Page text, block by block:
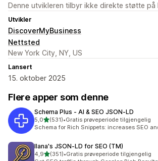
Denne utvikleren tilbyr ikke direkte støtte på
Utvikler
DiscoverMyBusiness
Nettsted
New York City, NY, US
Lansert
15. oktober 2025
Flere apper som denne
Schema Plus ‑ AI & SEO JSON‑LD
5,0av 5 stjerner
(531)
Totalt 531 omtaler
•Gratis prøveperiode tilgjengelig
Schema for Rich Snippets: increases SEO
Ilana's JSON‑LD for SEO (TM)
4,9av 5 stjerner
(351)
Totalt 351 omtaler
•Gratis prøveperiode tilgjengelig